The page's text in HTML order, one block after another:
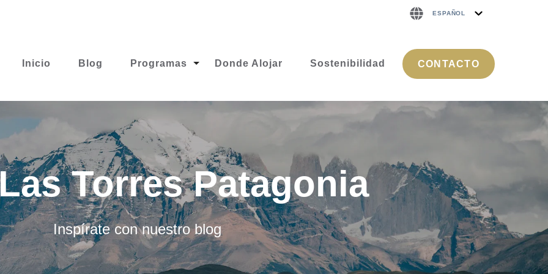
ESPAÑOL
Inicio Blog Programas Donde Alojar Sostenibilidad CONTACTO
Torres Patagonia
Inspírate con nuestro blog